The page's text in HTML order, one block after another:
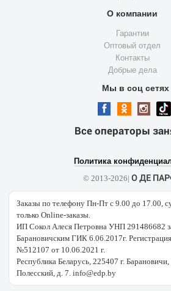
О компании
Гарантии
Оптовый отдел
Контакты
Добрые дела
Мы в соц сетях
Все операторы
Политика
© 2013-2026| О ДЕ
Заказы по телефону Пн-Пт с 9.00 до 17.00,
только Online-заказы.
ИП Сокол Алеся Петровна УНП 291486682
Барановичским ГИК 6.06.2017г.
№512107 от 10.06.2021 г.
Республика Беларусь, 225407 г. Барановичи,
Полесский, д. 7. info@edp.by